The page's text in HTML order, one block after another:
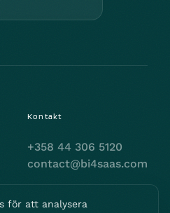
för att analysera
Kontakt
+358 44 306 5120
contact@bi4saas.com